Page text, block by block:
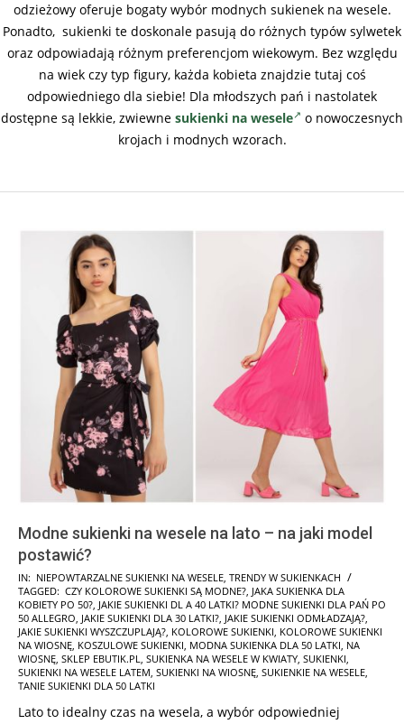
odzieżowy oferuje bogaty wybór modnych sukienek na wesele.
Ponadto, sukienki te doskonale pasują do różnych typów sylwetek
oraz odpowiadają różnym preferencjom wiekowym. Bez względu
na wiek czy typ figury, każda kobieta znajdzie tutaj coś
odpowiedniego dla siebie! Dla młodszych pań i nastolatek
dostępne są lekkie, zwiewne sukienki na wesele
o nowoczesnych
krojach i modnych wzorach.
Modne sukienki na wesele na lato – na jaki model
postawić?
2025-
05-
28
IN: NIEPOWTARZALNE SUKIENKI NA WESELE, TRENDY W SUKIENKACH
TAGGED: CZY KOLOROWE SUKIENKI SĄ MODNE?, JAKA SUKIENKA DLA
KOBIETY PO 50?, JAKIE SUKIENKI DL A 40 LATKI? MODNE SUKIENKI DLA PAŃ PO
50 ALLEGRO, JAKIE SUKIENKI DLA 30 LATKI?, JAKIE SUKIENKI ODMŁADZAJĄ?,
JAKIE SUKIENKI WYSZCZUPLAJĄ?, KOLOROWE SUKIENKI, KOLOROWE SUKIENKI
NA WIOSNĘ, KOSZULOWE SUKIENKI, MODNA SUKIENKA DLA 50 LATKI, NA
WIOSNĘ, SKLEP EBUTIK.PL, SUKIENKA NA WESELE W KWIATY, SUKIENKI,
SUKIENKI NA WESELE LATEM, SUKIENKI NA WIOSNĘ, SUKIENKIE NA WESELE,
TANIE SUKIENKI DLA 50 LATKI
Lato to idealny czas na wesela, a wybór odpowiedniej